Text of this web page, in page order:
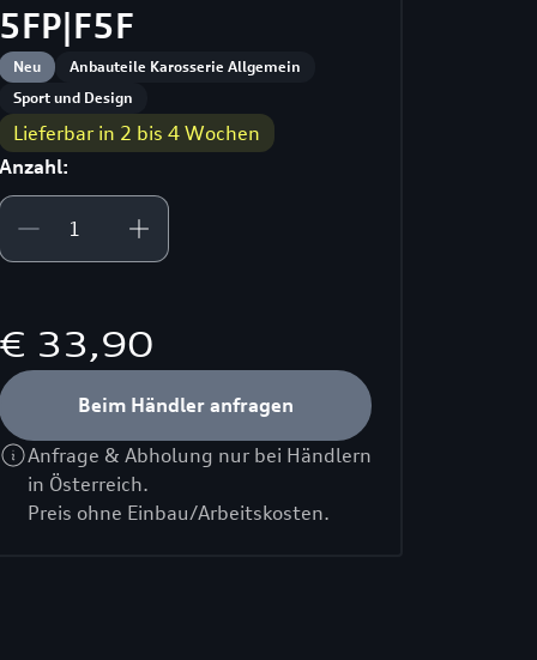
Neu
Anbauteile Karosserie Allgemein
Sport und Design
Lieferbar in 2 bis 4 Wochen
33,90
Beim Händler anfragen
Anfrage & Abholung nur bei Händlern
in Österreich.
Preis ohne Einbau/Arbeitskosten.